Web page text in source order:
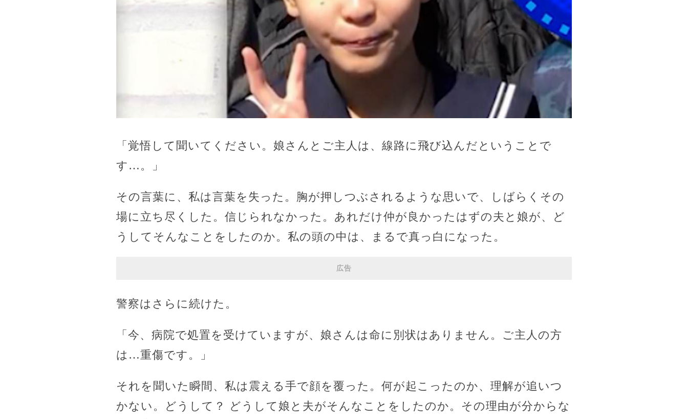
「覚悟して聞いてください。娘さんとご主人は、線路に飛び込んだということで
す…。」
その言葉に、私は言葉を失った。胸が押しつぶされるような思いで、しばらくその
場に立ち尽くした。信じられなかった。あれだけ仲が良かったはずの夫と娘が、ど
うしてそんなことをしたのか。私の頭の中は、まるで真っ白になった。
広告
警察はさらに続けた。
「今、病院で処置を受けていますが、娘さんは命に別状はありません。ご主人の方
は…重傷です。」
それを聞いた瞬間、私は震える手で顔を覆った。何が起こったのか、理解が追いつ
かない。どうして？ どうして娘と夫がそんなことをしたのか。その理由が分からな